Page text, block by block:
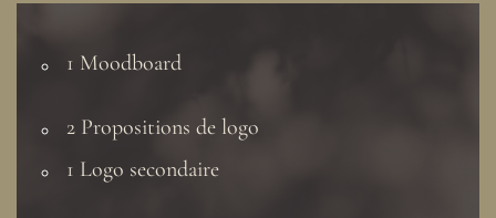
1 Moodboard
2 Propositions de logo
1 Logo secondaire